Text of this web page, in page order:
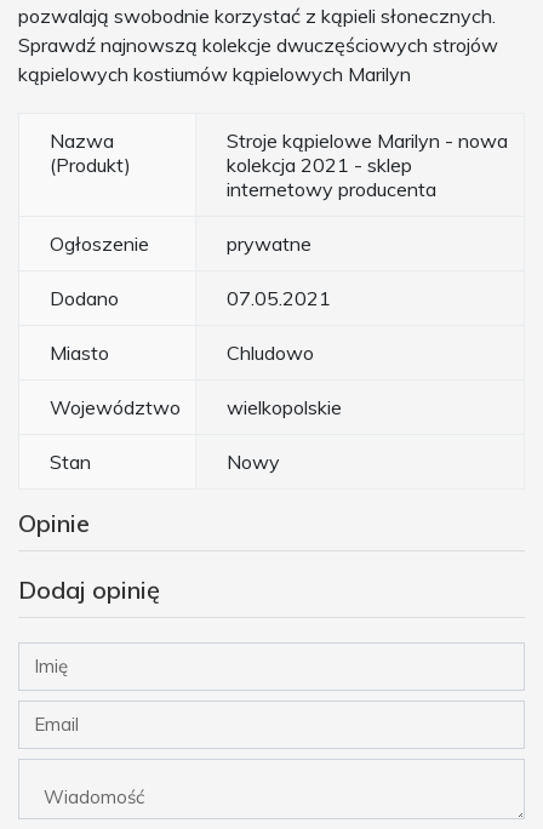
pozwalają swobodnie korzystać z kąpieli słonecznych.
Sprawdź najnowszą kolekcje dwuczęściowych strojów
kąpielowych kostiumów kąpielowych Marilyn
Nazwa
(Produkt)
Stroje kąpielowe Marilyn - nowa
kolekcja 2021 - sklep
internetowy producenta
Ogłoszenie prywatne
Dodano 07.05.2021
Miasto Chludowo
Województwo wielkopolskie
Stan Nowy
Opinie
Dodaj opinię